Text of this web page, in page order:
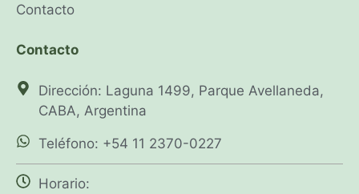
Contacto
Contacto
Dirección: Laguna 1499, Parque Avellaneda,
CABA, Argentina
Teléfono: +54 11 2370-0227
Horario: